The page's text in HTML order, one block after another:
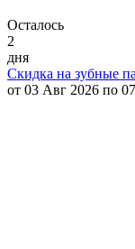
Осталось
2
дня
Скидка на зубные
от 03 Авг 2026 по